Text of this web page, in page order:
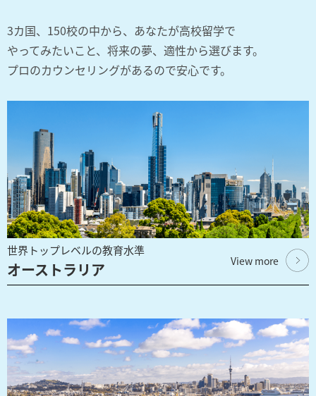
3カ国、150校の中から、あなたが高校留学で
やってみたいこと、将来の夢、適性から選びます。
プロのカウンセリングがあるので安心です。
世界トップレベルの教育水準
オーストラリア View more